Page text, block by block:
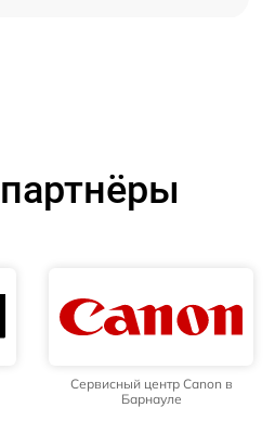
Сервисный центр Canon в
Барнауле